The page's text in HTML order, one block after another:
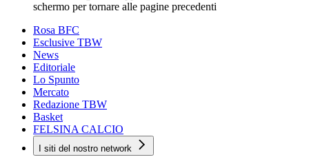
schermo per tornare alle pagine precedenti
Rosa BFC
Esclusive TBW
News
Editoriale
Lo Spunto
Mercato
Redazione TBW
Basket
FELSINA CALCIO
I siti del nostro network